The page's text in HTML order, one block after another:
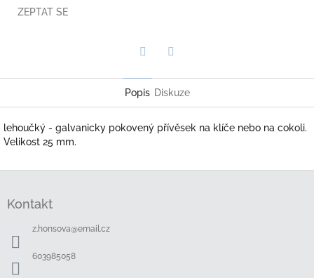
ZEPTAT SE
Popis Diskuze
lehoučký - galvanicky pokovený přívěsek na klíče nebo na cokoli.
Velikost 25 mm.
Kontakt
z.honsova@email.cz
603985058